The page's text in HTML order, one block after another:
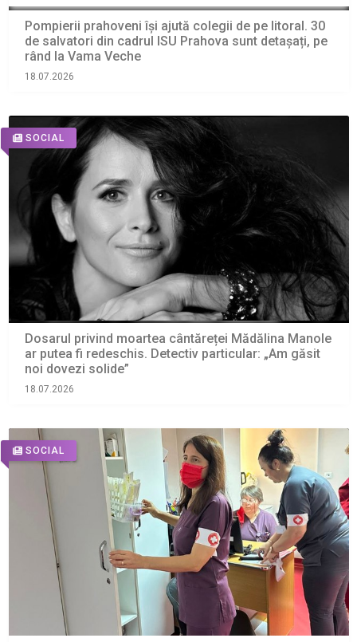
Pompierii prahoveni își ajută colegii de pe litoral. 30
de salvatori din cadrul ISU Prahova sunt detașați, pe
rând la Vama Veche
18.07.2026
SOCIAL
Dosarul privind moartea cântăreței Mădălina Manole
ar putea fi redeschis. Detectiv particular: „Am găsit
noi dovezi solide”
18.07.2026
SOCIAL